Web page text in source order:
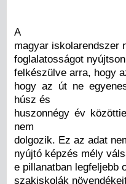
A
magyar iskolarendszer
foglalatosságot
felkészülve arra, hogy
hogy az út ne
húsz és
huszonnégy év
nem
dolgozik. Ez az adat
nyújtó képzés mély
e pillanatban legfeljebb
szakiskolák